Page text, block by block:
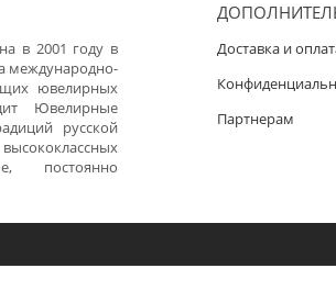
в 2001 году в
международно-
ювелирных
Ювелирные
русской
постоянно
Доставка и
Партнерам